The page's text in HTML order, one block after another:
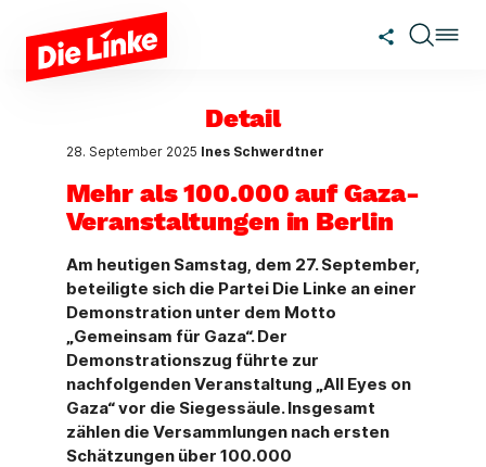
Zum Hauptinhalt springen
Detail
28. September 2025 Ines Schwerdtner
Mehr als 100.000 auf Gaza-
Veranstaltungen in Berlin
Am heutigen Samstag, dem 27. September,
beteiligte sich die Partei Die Linke an einer
Demonstration unter dem Motto
„Gemeinsam für Gaza“. Der
Demonstrationszug führte zur
nachfolgenden Veranstaltung „All Eyes on
Gaza“ vor die Siegessäule. Insgesamt
zählen die Versammlungen nach ersten
Schätzungen über 100.000